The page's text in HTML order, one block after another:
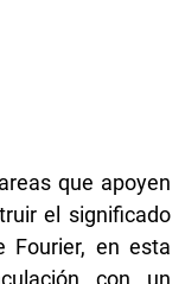
que apoyen
el significado
Fourier, en esta
con un